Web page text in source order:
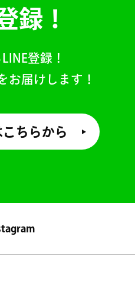
録！
登録！
お届けします！
ちらから